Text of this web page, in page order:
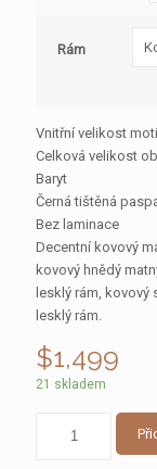
Rám
Vnitřní velikost
Celková velikost
Baryt
Černá tištěná
Bez laminace
Decentní kovový
kovový hnědý
lesklý rám,
lesklý rám.
$1,499
21 skladem